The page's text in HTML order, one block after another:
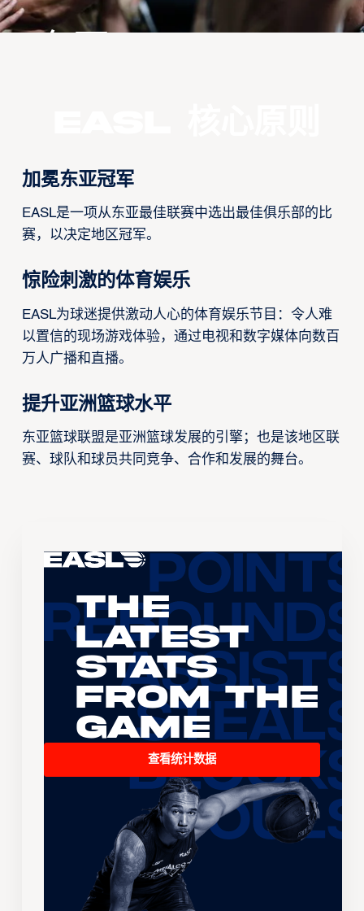
加冕东亚冠军
EASL是一项从东亚最佳联赛中选出最佳俱乐部的比
赛，以决定地区冠军。
惊险刺激的体育娱乐
EASL为球迷提供激动人心的体育娱乐节目：令人难
以置信的现场游戏体验，通过电视和数字媒体向数百
万人广播和直播。
提升亚洲篮球水平
东亚篮球联盟是亚洲篮球发展的引擎；也是该地区联
赛、球队和球员共同竞争、合作和发展的舞台。
The
Latest
Stats
From the
Game
查看统计数据